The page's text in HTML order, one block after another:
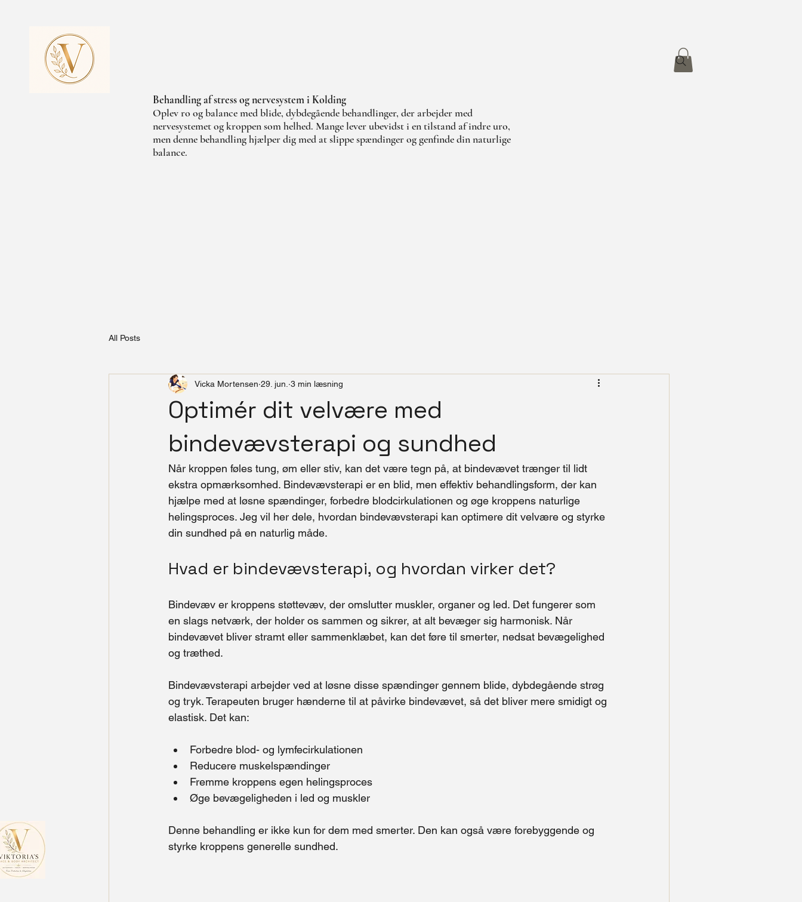
Behandling af stress og nervesystem i Kolding
Oplev ro og balance med blide, dybdegående behandlinger, der arbejder med
nervesystemet og kroppen som helhed. Mange lever ubevidst i en tilstand af indre uro,
men denne behandling hjælper dig med at slippe spændinger og genfinde din naturlige
balance.
All Posts
Optimér dit velvære med
bindevævsterapi og sundhed
Vicka Mortensen 29. jun. 3 min læsning
Når kroppen føles tung, øm eller stiv, kan det være tegn på, at bindevævet trænger til lidt
ekstra opmærksomhed. Bindevævsterapi er en blid, men effektiv behandlingsform, der kan
hjælpe med at løsne spændinger, forbedre blodcirkulationen og øge kroppens naturlige
helingsproces. Jeg vil her dele, hvordan bindevævsterapi kan optimere dit velvære og styrke
din sundhed på en naturlig måde.
Hvad er bindevævsterapi, og hvordan virker det?
Bindevæv er kroppens støttevæv, der omslutter muskler, organer og led. Det fungerer som
en slags netværk, der holder os sammen og sikrer, at alt bevæger sig harmonisk. Når
bindevævet bliver stramt eller sammenklæbet, kan det føre til smerter, nedsat bevægelighed
og træthed.
Bindevævsterapi arbejder ved at løsne disse spændinger gennem blide, dybdegående strøg
og tryk. Terapeuten bruger hænderne til at påvirke bindevævet, så det bliver mere smidigt og
elastisk. Det kan:
Forbedre blod- og lymfecirkulationen
Reducere muskelspændinger
Fremme kroppens egen helingsproces
Øge bevægeligheden i led og muskler
Denne behandling er ikke kun for dem med smerter. Den kan også være forebyggende og
styrke kroppens generelle sundhed.